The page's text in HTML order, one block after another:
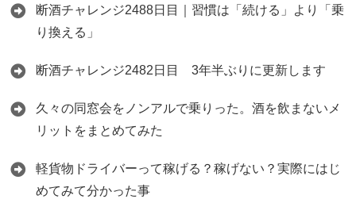
断酒チャレンジ2488日目｜習慣は「続ける」より「乗
り換える」
断酒チャレンジ2482日目 3年半ぶりに更新します
久々の同窓会をノンアルで乗りった。酒を飲まないメ
リットをまとめてみた
軽貨物ドライバーって稼げる？稼げない？実際にはじ
めてみて分かった事